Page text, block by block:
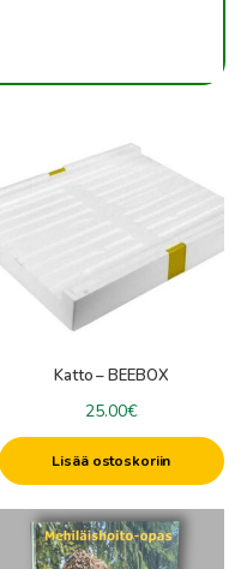
Katto – BEEBOX
25.00€
Lisää ostoskoriin